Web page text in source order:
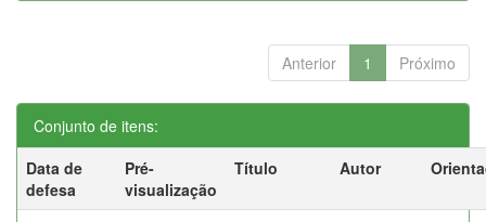
Anterior 1 Próximo
Conjunto de itens:
Data de
defesa
Pré-
visualização
Título Autor